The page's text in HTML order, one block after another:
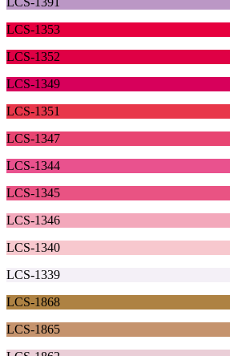
LCS-1353
LCS-1352
LCS-1349
LCS-1351
LCS-1347
LCS-1344
LCS-1345
LCS-1346
LCS-1340
LCS-1339
LCS-1868
LCS-1865